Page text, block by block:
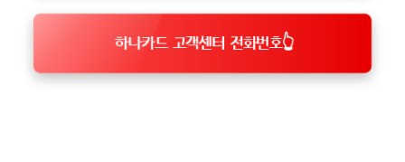
하나카드 고객센터 전화번호👆